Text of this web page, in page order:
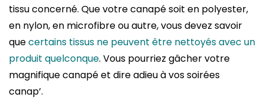
tissu concerné. Que votre canapé soit en polyester,
en nylon, en microfibre ou autre, vous devez savoir
quecertains tissus ne peuvent être nettoyés avec un
produit quelconque. Vous pourriez gâcher votre
magnifique canapé et dire adieu à vos soirées
canap’.